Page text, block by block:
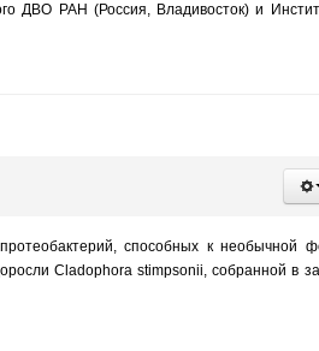
ДВО РАН (Россия, Владивосток) и
способных к необычной
Cladophora stimpsonii, собранной в